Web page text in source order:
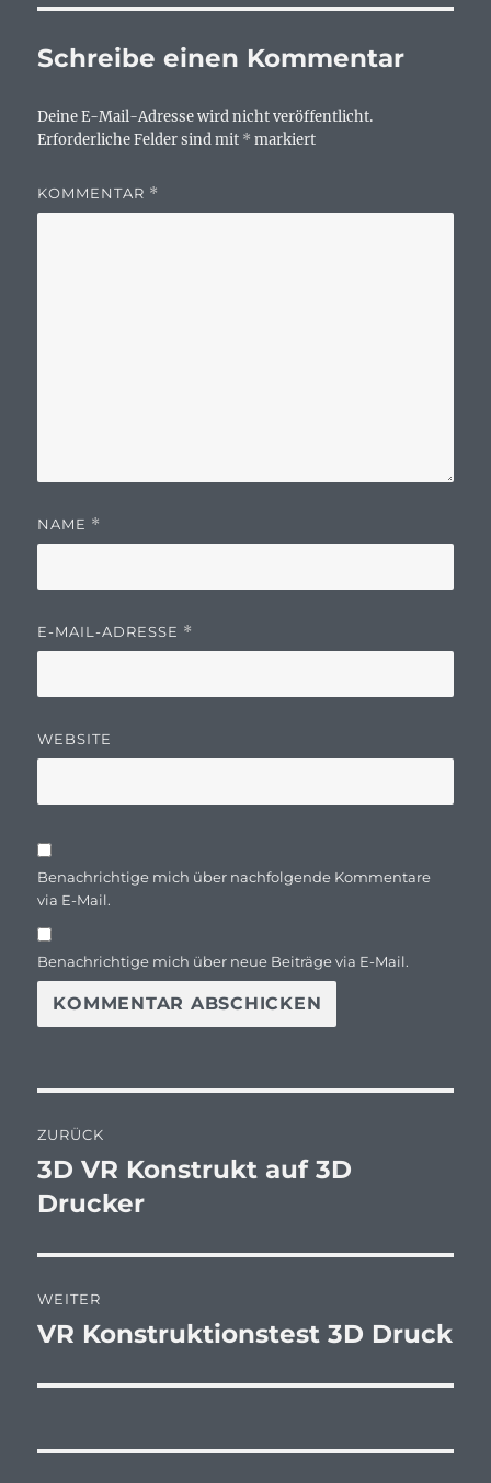
Schreibe einen Kommentar
Deine E-Mail-Adresse wird nicht veröffentlicht.
Erforderliche Felder sind mit * markiert
KOMMENTAR *
NAME *
E-MAIL-ADRESSE *
WEBSITE
Benachrichtige mich über nachfolgende Kommentare
via E-Mail.
Benachrichtige mich über neue Beiträge via E-Mail.
ZURÜCK
Vorheriger
Beitrag:
3D VR Konstrukt auf 3D
Drucker
WEITER
Nächster
VR Konstruktionstest 3D Druck